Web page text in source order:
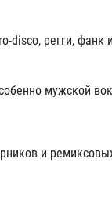
регги, фанк
мужской
и